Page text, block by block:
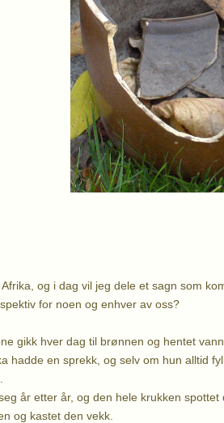
og i dag vil jeg dele et sagn som
for noen og enhver av oss?
gikk hver dag til brønnen og hentet
hadde en sprekk, og selv om hun alltid
år etter år, og den hele krukken
og kastet den vekk.